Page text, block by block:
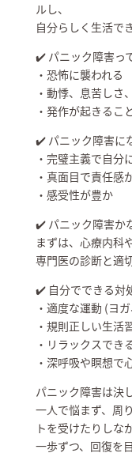
ルし、
自分らしく生活で
✔️ パニック障害っ
・恐怖に襲われる
・動悸、息苦しさ
・発作が起きるこ
✔️ パニック障害に
・完璧主義で自分
・真面目で責任感
・感受性が豊か
✔️ パニック障害か
まずは、心療内科
専門医の診断と適
✔️ 自分でできる対
・適度な運動 (ヨ
・規則正しい生活
・リラックスでき
・深呼吸や瞑想で
パニック障害は決
一人で悩まず、周
トを受けたりしな
一歩ずつ、回復を